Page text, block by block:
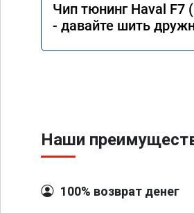
Чип тюнинг Haval F7
- давайте шить
Наши
100% возврат денег